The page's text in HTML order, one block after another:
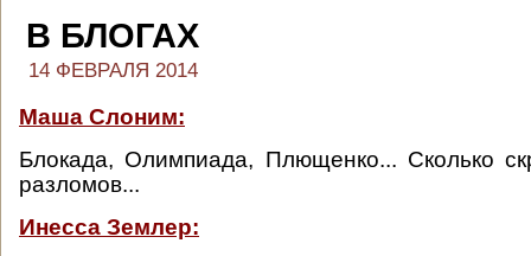
В БЛОГАХ
14 ФЕВРАЛЯ 2014
Маша Слоним:
Блокада, Олимпиада, Плющенко... Сколько
разломов...
Инесса Землер: